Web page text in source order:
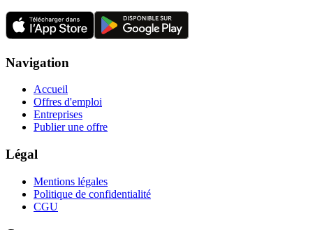
Navigation
Accueil
Offres d'emploi
Entreprises
Publier une offre
Légal
Mentions légales
Politique de confidentialité
CGU